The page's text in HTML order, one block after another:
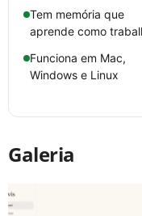
Tem memória que
aprende como
Funciona em Mac,
Windows e Linux
Galeria